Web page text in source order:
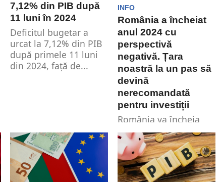
7,12% din PIB după
11 luni în 2024
Deficitul bugetar a
urcat la 7,12% din PIB
după primele 11 luni
din 2024, față de...
INFO
România a încheiat
anul 2024 cu
perspectivă
negativă. Țara
noastră la un pas să
devină
nerecomandată
pentru investiții
România va încheia
anul 2024 cu
perspectivă negativă și
riscă astfel să se
îndrepte către
statutul...